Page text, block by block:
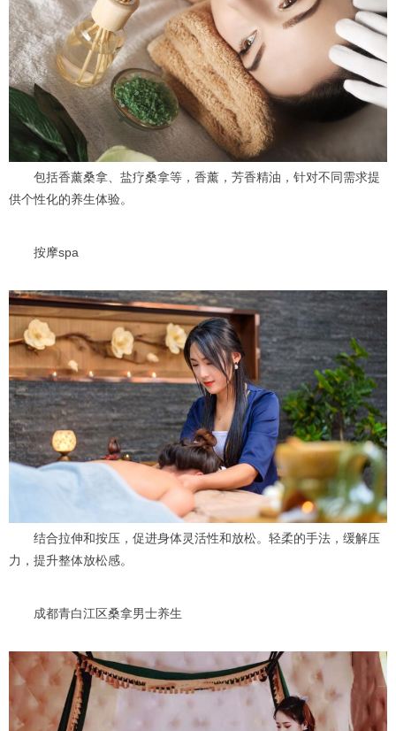
包括香薰桑拿、盐疗桑拿等，香薰，芳香精油，针对不同需求提
供个性化的养生体验。
按摩spa
结合拉伸和按压，促进身体灵活性和放松。轻柔的手法，缓解压
力，提升整体放松感。
成都青白江区桑拿男士养生